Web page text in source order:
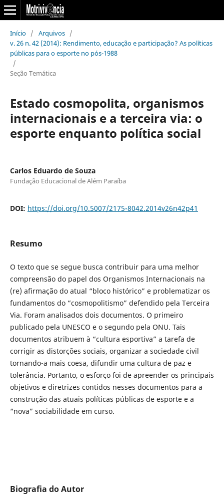
Início / Arquivos /
v. 26 n. 42 (2014): Rendimento, educação e participação? As políticas
públicas para o esporte no pós-1988
/
Seção Temática
Estado cosmopolita, organismos
internacionais e a terceira via: o
esporte enquanto política social
Carlos Eduardo de Souza
Fundação Educacional de Além Paraíba
DOI: https://doi.org/10.5007/2175-8042.2014v26n42p41
Resumo
O texto que se segue busca contribuir para uma melhor
compreensão do papel dos Organismos Internacionais na
(re) afirmação do atual “bloco histórico” e problematizar os
fundamentos do “cosmopolitismo” defendido pela Terceira
Via. Foram analisados dois documentos. O primeiro
publicado pela UNESCO e o segundo pela ONU. Tais
documentos atribuem à “cultura esportiva” a tarefa de
corrigir as distorções sociais, organizar a sociedade civil
tornando-a mais coesa, difundir uma cultura de paz e
tolerância. Portanto, o esforço foi de apreender os principais
objetivos e diretrizes contidos nesses documentos para a
construção das atuais políticas públicas de esporte e a
“nova” sociabilidade em curso.
Biografia do Autor